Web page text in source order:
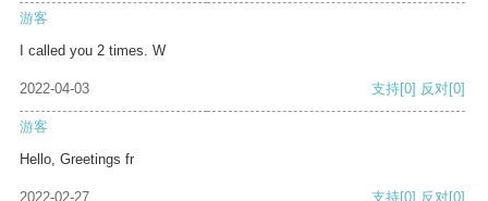
游客
I called you 2 times. W
2022-04-03 支持[0] 反对[0]
游客
Hello, Greetings fr
2022-02-27 支持[0] 反对[0]